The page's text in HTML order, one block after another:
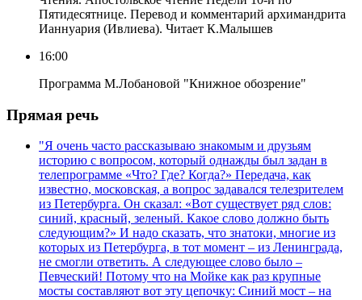
Пятидесятнице. Перевод и комментарий архимандрита
Ианнуария (Ивлиева). Читает К.Малышев
16:00
Программа М.Лобановой "Книжное обозрение"
Прямая речь
"Я очень часто рассказываю знакомым и друзьям
историю с вопросом, который однажды был задан в
телепрограмме «Что? Где? Когда?» Передача, как
известно, московская, а вопрос задавался телезрителем
из Петербурга. Он сказал: «Вот существует ряд слов:
синий, красный, зеленый. Какое слово должно быть
следующим?» И надо сказать, что знатоки, многие из
которых из Петербурга, в тот момент – из Ленинграда,
не смогли ответить. А следующее слово было –
Певческий! Потому что на Мойке как раз крупные
мосты составляют вот эту цепочку: Синий мост – на